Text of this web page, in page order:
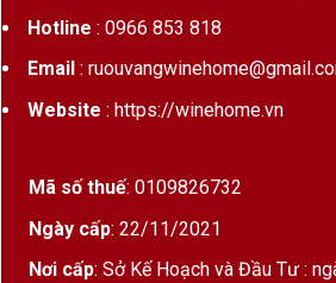
Hotline : 0966 853 818
Email :
Website : https://winehome.vn
Mã số thuế: 0109826732
Ngày cấp: 22/11/2021
Nơi cấp: Sở Kế Hoạch và Đầu Tư :